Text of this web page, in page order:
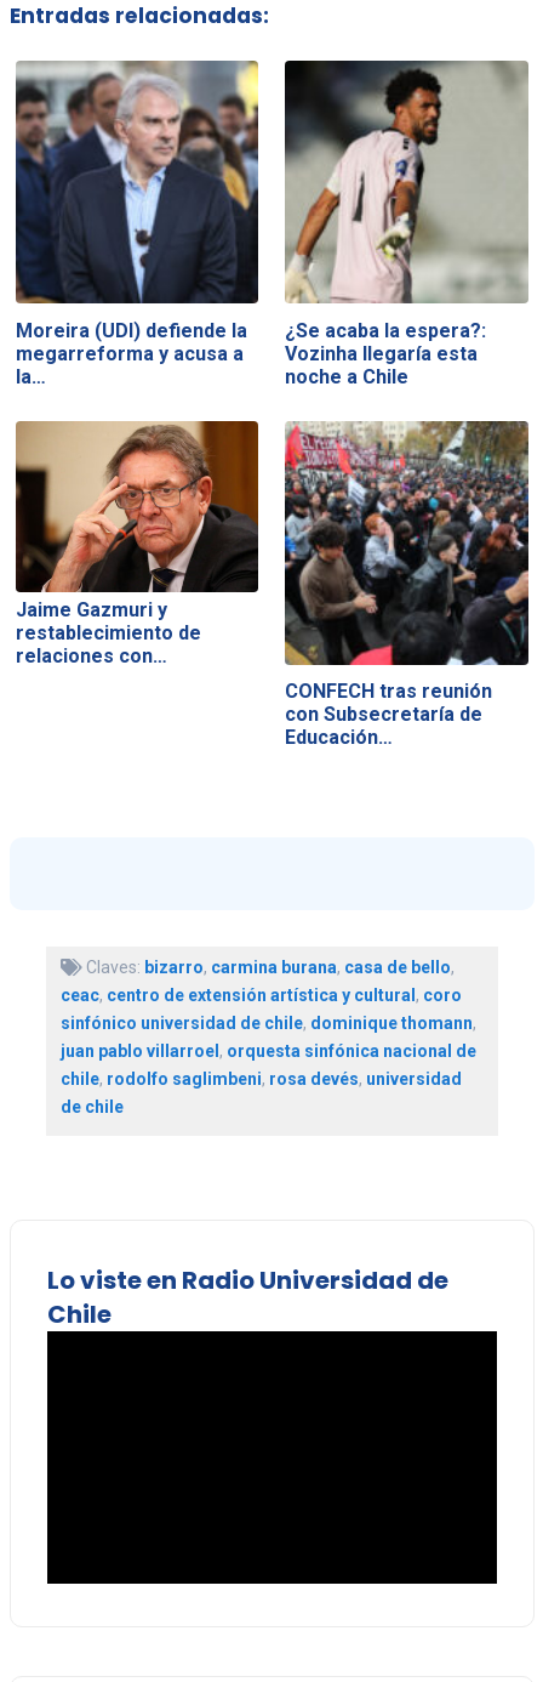
Entradas relacionadas:
Moreira (UDI) defiende la
megarreforma y acusa a
la…
¿Se acaba la espera?:
Vozinha llegaría esta
noche a Chile
Jaime Gazmuri y
restablecimiento de
relaciones con…
CONFECH tras reunión
con Subsecretaría de
Educación…
Claves: bizarro, carmina burana, casa de bello,
ceac, centro de extensión artística y cultural , coro
sinfónico universidad de chile, dominique thomann,
juan pablo villarroel , orquesta sinfónica nacional de
chile, rodolfo saglimbeni, rosa devés, universidad
de chile
Lo viste en Radio Universidad de
Chile